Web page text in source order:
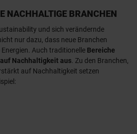
NACHHALTIGE BRANCHEN
und sich verändernde
nur dazu, dass neue Branchen
Auch traditionelle Bereiche
Nachhaltigkeit aus . Zu den Branchen,
auf Nachhaltigkeit setzen